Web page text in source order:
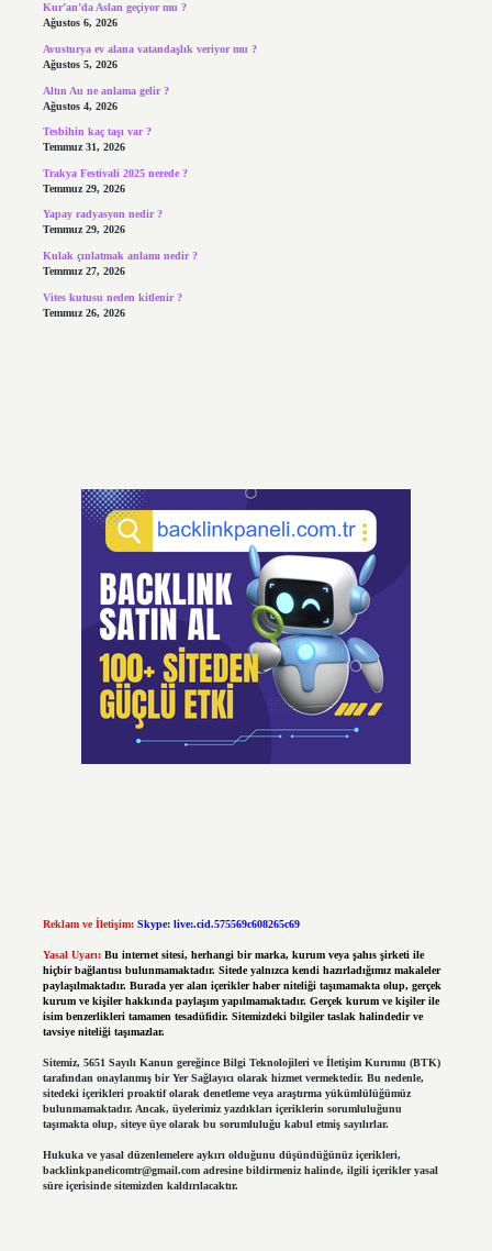
Kur’an’da Aslan geçiyor mu ?
Ağustos 6, 2026
Avusturya ev alana vatandaşlık veriyor mu ?
Ağustos 5, 2026
Altın Au ne anlama gelir ?
Ağustos 4, 2026
Tesbihin kaç taşı var ?
Temmuz 31, 2026
Trakya Festivali 2025 nerede ?
Temmuz 29, 2026
Yapay radyasyon nedir ?
Temmuz 29, 2026
Kulak çınlatmak anlamı nedir ?
Temmuz 27, 2026
Vites kutusu neden kitlenir ?
Temmuz 26, 2026
Reklam ve İletişim: Skype: live:.cid.575569c608265c69
Yasal Uyarı: Bu internet sitesi, herhangi bir marka, kurum veya şahıs şirketi ile
hiçbir bağlantısı bulunmamaktadır. Sitede yalnızca kendi hazırladığımız makaleler
paylaşılmaktadır. Burada yer alan içerikler haber niteliği taşımamakta olup, gerçek
kurum ve kişiler hakkında paylaşım yapılmamaktadır. Gerçek kurum ve kişiler ile
isim benzerlikleri tamamen tesadüfidir. Sitemizdeki bilgiler taslak halindedir ve
tavsiye niteliği taşımazlar.
Sitemiz, 5651 Sayılı Kanun gereğince Bilgi Teknolojileri ve İletişim Kurumu (BTK)
tarafından onaylanmış bir Yer Sağlayıcı olarak hizmet vermektedir. Bu nedenle,
sitedeki içerikleri proaktif olarak denetleme veya araştırma yükümlülüğümüz
bulunmamaktadır. Ancak, üyelerimiz yazdıkları içeriklerin sorumluluğunu
taşımakta olup, siteye üye olarak bu sorumluluğu kabul etmiş sayılırlar.
Hukuka ve yasal düzenlemelere aykırı olduğunu düşündüğünüz içerikleri,
backlinkpanelicomtr@gmail.comadresine bildirmeniz halinde, ilgili içerikler yasal
süre içerisinde sitemizden kaldırılacaktır.